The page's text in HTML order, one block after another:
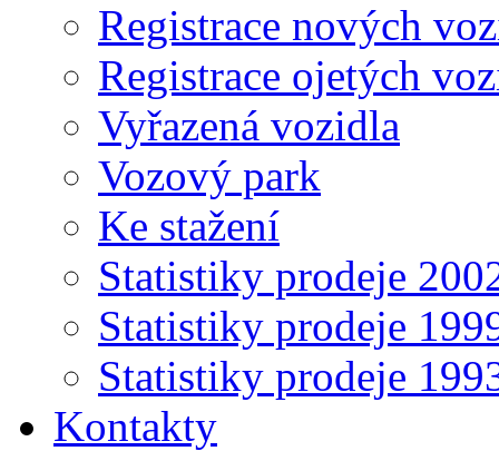
Registrace nových
Registrace ojetých
Vyřazená vozidla
Vozový park
Ke stažení
Statistiky prodeje
Statistiky prodeje
Statistiky prodeje
Kontakty